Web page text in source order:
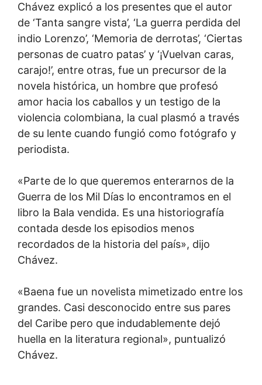
Chávez explicó a los presentes que el autor
de ‘Tanta sangre vista’, ‘La guerra perdida del
indio Lorenzo’, ‘Memoria de derrotas’, ‘Ciertas
personas de cuatro patas’ y ‘¡Vuelvan caras,
carajo!’, entre otras, fue un precursor de la
novela histórica, un hombre que profesó
amor hacia los caballos y un testigo de la
violencia colombiana, la cual plasmó a través
de su lente cuando fungió como fotógrafo y
periodista.
«Parte de lo que queremos enterarnos de la
Guerra de los Mil Días lo encontramos en el
libro la Bala vendida. Es una historiografía
contada desde los episodios menos
recordados de la historia del país», dijo
Chávez.
«Baena fue un novelista mimetizado entre los
grandes. Casi desconocido entre sus pares
del Caribe pero que indudablemente dejó
huella en la literatura regional», puntualizó
Chávez.